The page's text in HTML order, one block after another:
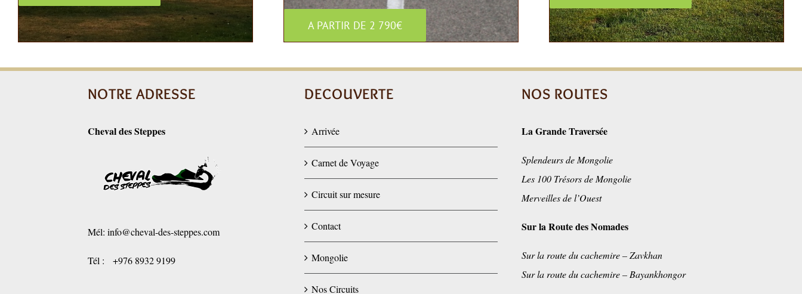
A PARTIR DE 2 790€
NOTRE ADRESSE
Cheval des Steppes
Mél: info@cheval-des-steppes.com
Tél : +976 8932 9199
DECOUVERTE
Arrivée
Carnet de Voyage
Circuit sur mesure
Contact
Mongolie
Nos Circuits
NOS ROUTES
La Grande Traversée
Splendeurs de Mongolie
Les 100 Trésors de Mongolie
Merveilles de l’Ouest
Sur la Route des Nomades
Sur la route du cachemire – Zavkhan
Sur la route du cachemire – Bayankhongor